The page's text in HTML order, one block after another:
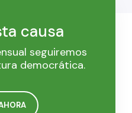
causa
seguiremos
democrática.